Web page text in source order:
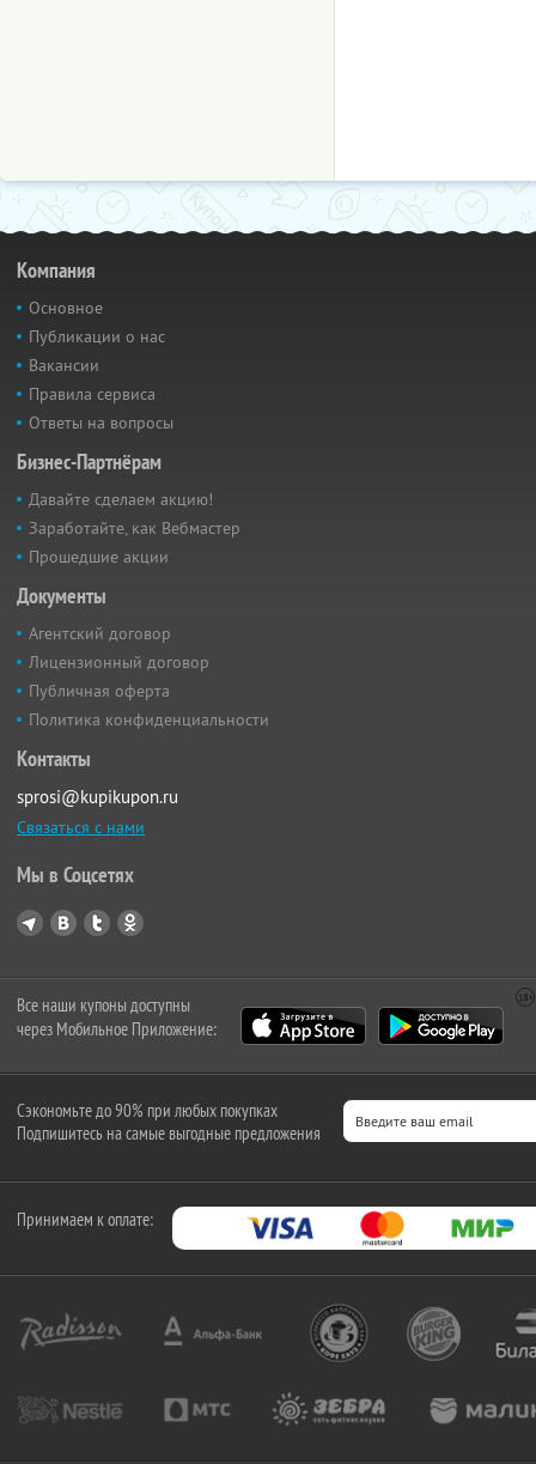
Компания
Основное
Публикации о нас
Вакансии
Правила сервиса
Ответы на вопросы
Бизнес-Партнёрам
Давайте сделаем акцию!
Заработайте, как Вебмастер
Прошедшие акции
Документы
Агентский договор
Лицензионный договор
Публичная оферта
Политика конфиденциальности
Контакты
sprosi@kupikupon.ru
Связаться с нами
Мы в Соцсетях
Все наши купоны доступны
через Мобильное Приложение:
Сэкономьте до 90% при любых покупках
Подпишитесь на самые выгодные предложения
Принимаем к оплате: